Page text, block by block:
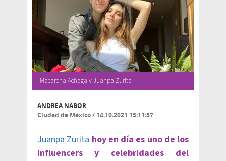
Macarena Achaga y Juanpa Zurita
ANDREA NABOR
Ciudad de México/ 14.10.2021 15:11:37
Juanpa Zurita hoy en día es uno de los
influencers y celebridades del